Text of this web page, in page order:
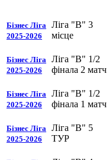
Бізнес Ліга
2025-2026
Ліга "В" 3
місце
Бізнес Ліга
2025-2026
Ліга "В" 1/2
фінала 2 матч
Бізнес Ліга
2025-2026
Ліга "В" 1/2
фінала 1 матч
Бізнес Ліга
2025-2026
Ліга "В" 5
ТУР